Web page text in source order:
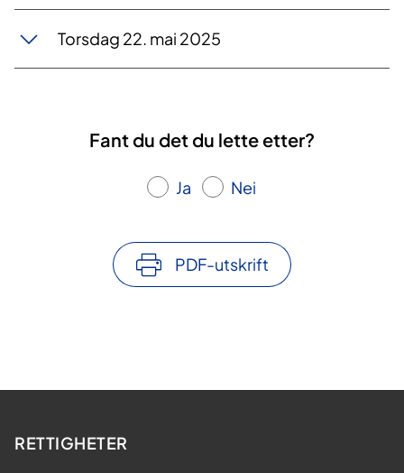
Torsdag 22. mai 2025
Fant du det du lette etter?
Ja Nei
PDF-utskrift
RETTIGHETER